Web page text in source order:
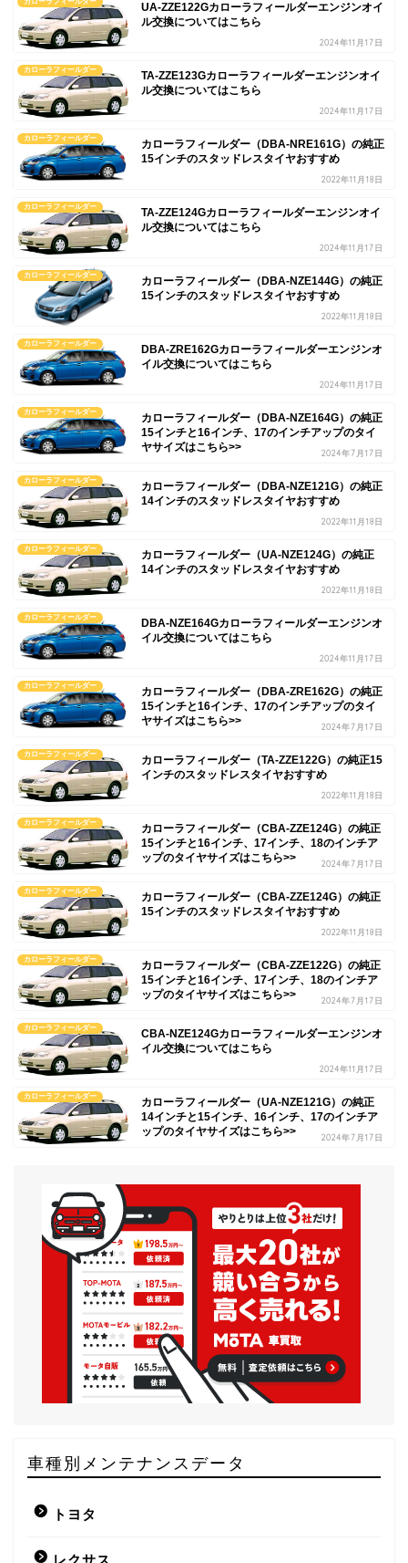
UA-ZZE122Gカローラフィールダーエンジンオイ
ル交換についてはこちら
2024年11月17日
カローラフィールダー
TA-ZZE123Gカローラフィールダーエンジンオイ
ル交換についてはこちら
2024年11月17日
カローラフィールダー
カローラフィールダー（DBA-NRE161G）の純正
15インチのスタッドレスタイヤおすすめ
2022年11月18日
カローラフィールダー
TA-ZZE124Gカローラフィールダーエンジンオイ
ル交換についてはこちら
2024年11月17日
カローラフィールダー
カローラフィールダー（DBA-NZE144G）の純正
15インチのスタッドレスタイヤおすすめ
2022年11月18日
カローラフィールダー
DBA-ZRE162Gカローラフィールダーエンジンオ
イル交換についてはこちら
2024年11月17日
カローラフィールダー
カローラフィールダー（DBA-NZE164G）の純正
15インチと16インチ、17のインチアップのタイ
ヤサイズはこちら>>
2024年7月17日
カローラフィールダー
カローラフィールダー（DBA-NZE121G）の純正
14インチのスタッドレスタイヤおすすめ
2022年11月18日
カローラフィールダー
カローラフィールダー（UA-NZE124G）の純正
14インチのスタッドレスタイヤおすすめ
2022年11月18日
カローラフィールダー
DBA-NZE164Gカローラフィールダーエンジンオ
イル交換についてはこちら
2024年11月17日
カローラフィールダー
カローラフィールダー（DBA-ZRE162G）の純正
15インチと16インチ、17のインチアップのタイ
ヤサイズはこちら>>
2024年7月17日
カローラフィールダー
カローラフィールダー（TA-ZZE122G）の純正15
インチのスタッドレスタイヤおすすめ
2022年11月18日
カローラフィールダー
カローラフィールダー（CBA-ZZE124G）の純正
15インチと16インチ、17インチ、18のインチア
ップのタイヤサイズはこちら>>
2024年7月17日
カローラフィールダー
カローラフィールダー（CBA-ZZE124G）の純正
15インチのスタッドレスタイヤおすすめ
2022年11月18日
カローラフィールダー
カローラフィールダー（CBA-ZZE122G）の純正
15インチと16インチ、17インチ、18のインチア
ップのタイヤサイズはこちら>>
2024年7月17日
カローラフィールダー
CBA-NZE124Gカローラフィールダーエンジンオ
イル交換についてはこちら
2024年11月17日
カローラフィールダー
カローラフィールダー（UA-NZE121G）の純正
14インチと15インチ、16インチ、17のインチア
ップのタイヤサイズはこちら>>
2024年7月17日
車種別メンテナンスデータ
トヨタ
レクサス